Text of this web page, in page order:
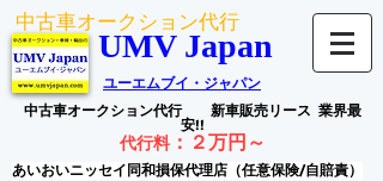
中古車オークション代行
UMV Japan
ユーエムブイ・ジャパン
中古車オークション代行 新車販売リース 業界最
安!!
代行料： ２万円～
あいおいニッセイ同和損保代理店（任意保険/自賠責）